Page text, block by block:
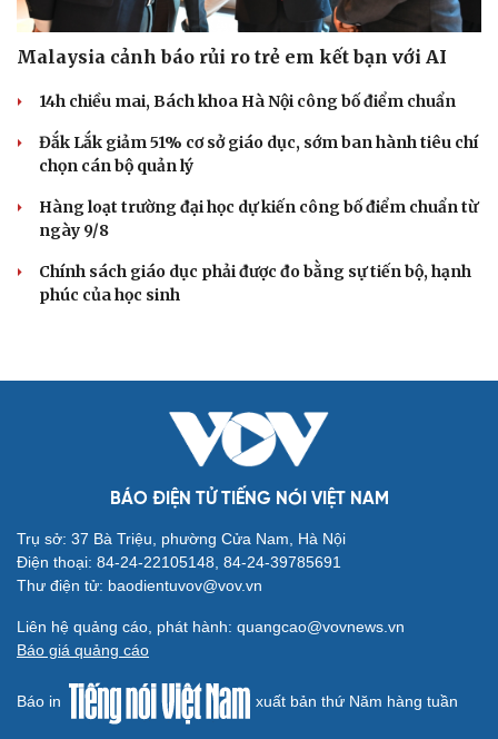
Malaysia cảnh báo rủi ro trẻ em kết bạn với AI
14h chiều mai, Bách khoa Hà Nội công bố điểm chuẩn
Đắk Lắk giảm 51% cơ sở giáo dục, sớm ban hành tiêu chí
chọn cán bộ quản lý
Hàng loạt trường đại học dự kiến công bố điểm chuẩn từ
ngày 9/8
Chính sách giáo dục phải được đo bằng sự tiến bộ, hạnh
phúc của học sinh
BÁO ĐIỆN TỬ TIẾNG NÓI VIỆT NAM
Trụ sở: 37 Bà Triệu, phường Cửa Nam, Hà Nội
Điện thoại: 84-24-22105148, 84-24-39785691
Thư điện tử: baodientuvov@vov.vn
Liên hệ quảng cáo, phát hành: quangcao@vovnews.vn
Báo giá quảng cáo
Báo in xuất bản thứ Năm hàng tuần